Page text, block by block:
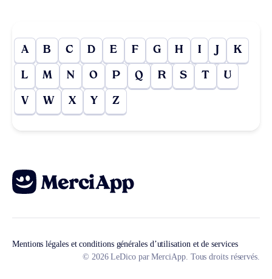
A B C D E F G H I J K
L M N O P Q R S T U
V W X Y Z
Mentions légales et conditions générales d’utilisation et de services
© 2026 LeDico par MerciApp. Tous droits réservés.